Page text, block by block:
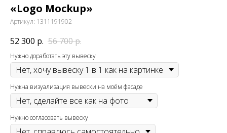
«Logo Mockup»
Артикул: 1311191902
52 300 р. 56 700р.
Нужно доработать эту вывеску
Нужна визуализация вывески на моём фасаде
Нужно согласовать вывеску